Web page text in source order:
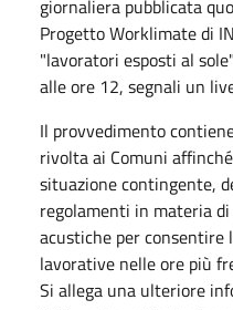
giornaliera pubblicata
Progetto Worklimate di
"lavoratori esposti al
alle ore 12, segnali un
Il provvedimento
rivolta ai Comuni
situazione contingente,
regolamenti in materia
acustiche per
lavorative nelle ore più
Si allega una ulteriore